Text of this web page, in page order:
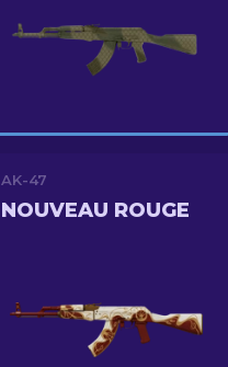
AK-47
NOUVEAU ROUGE